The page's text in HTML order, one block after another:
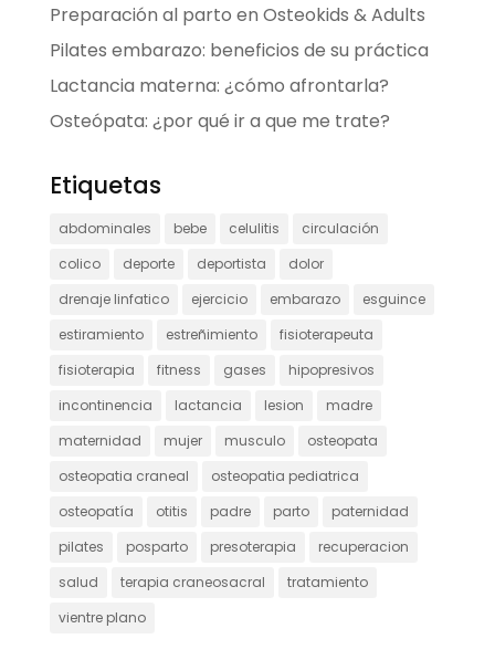
Preparación al parto en Osteokids & Adults
Pilates embarazo: beneficios de su práctica
Lactancia materna: ¿cómo afrontarla?
Osteópata: ¿por qué ir a que me trate?
Etiquetas
abdominales bebe celulitis
circulación
colico
deporte deportista
dolor
drenaje linfatico
ejercicio embarazo
esguince
estiramiento
estreñimiento
fisioterapeuta
fisioterapia
fitness gases
hipopresivos
incontinencia
lactancia lesion
madre
maternidad
mujer musculo
osteopata
osteopatia craneal
osteopatia pediatrica
osteopatía
otitis padre parto
paternidad
pilates
posparto presoterapia
recuperacion
salud
terapia craneosacral
tratamiento
vientre plano